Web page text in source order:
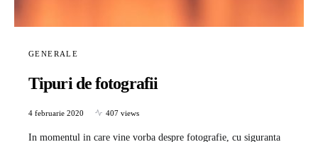
GENERALE
Tipuri de fotografii
4 februarie 2020 407 views
In momentul in care vine vorba despre fotografie, cu siguranta